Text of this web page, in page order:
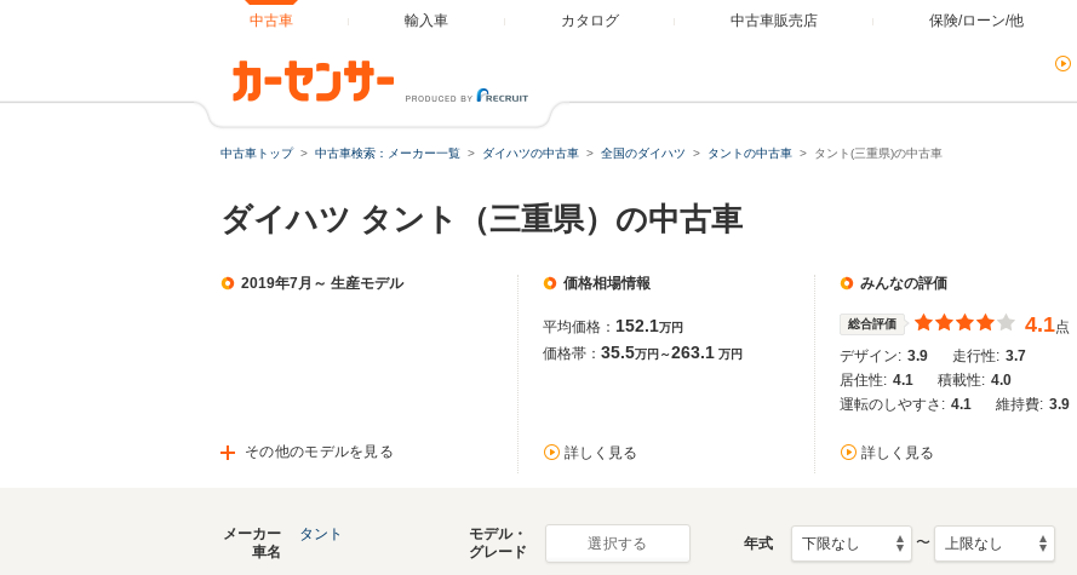
中古車 輸入車 カタログ 中古車販売店 保険/ローン/他
中古車トップ 中古車検索：メーカー一覧 ダイハツの中古車 全国のダイハツ タントの中古車 タント(三重県)の中古車
ダイハツ タント（三重県）の中古車
2019年7月～ 生産モデル
その他のモデルを見る
価格相場情報
平均価格： 152.1万円
価格帯： 35.5万円～263.1 万円
詳しく見る
みんなの評価
総合評価 4.1点
デザイン: 3.9 走行性: 3.7
居住性: 4.1 積載性: 4.0
運転のしやすさ: 4.1 維持費: 3.9
詳しく見る
メーカー
車名
タント
モデル・
グレード
選択する 年式 〜